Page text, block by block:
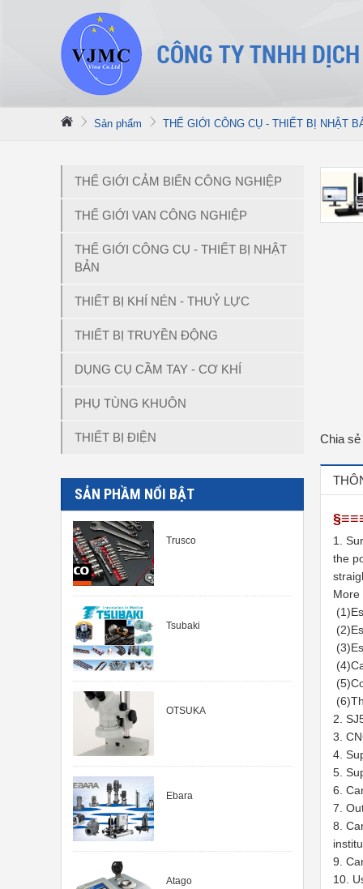
Sản phẩm THẾ GIỚI CÔNG CỤ - THIẾT BỊ NHẬT
THẾ GIỚI CẢM BIẾN CÔNG NGHIỆP
THẾ GIỚI VAN CÔNG NGHIỆP
THẾ GIỚI CÔNG CỤ - THIẾT BỊ NHẬT
BẢN
THIẾT BỊ KHÍ NÉN - THUỶ LỰC
THIẾT BỊ TRUYỀN ĐỘNG
DỤNG CỤ CẦM TAY - CƠ KHÍ
PHỤ TÙNG KHUÔN
THIẾT BỊ ĐIỆN
SẢN PHẦM NỔI BẬT
Trusco
Tsubaki
OTSUKA
Ebara
Atago
Chia
1.
the
2.
3.
4.
5.
6.
7.
8.
9.
10.